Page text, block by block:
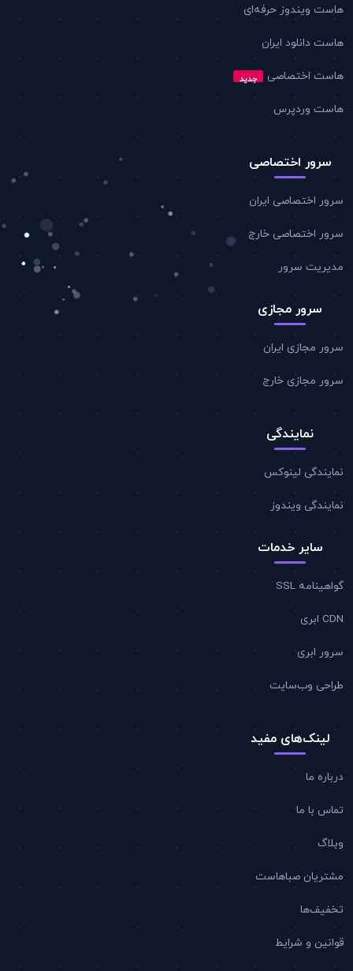
هاست ویندوز حرفه‌ای
هاست دانلود ایران
هاست اختصاصی جدید
هاست وردپرس
سرور اختصاصی
سرور اختصاصی ایران
سرور اختصاصی خارج
مدیریت سرور
سرور مجازی
سرور مجازی ایران
سرور مجازی خارج
نمایندگی
نمایندگی لینوکس
نمایندگی ویندوز
سایر خدمات
گواهینامه SSL
CDN ابری
سرور ابری
طراحی وب‌سایت
لینک‌های مفید
درباره ما
تماس با ما
وبلاگ
مشتریان صباهاست
تخفیف‌ها
قوانین و شرایط